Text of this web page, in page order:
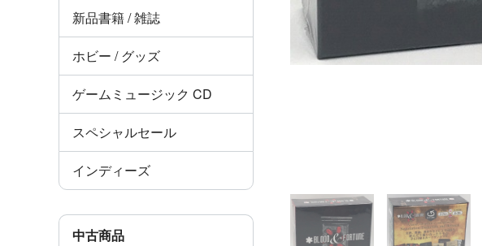
新品書籍 / 雑誌
ホビー / グッズ
ゲームミュージック CD
スペシャルセール
インディーズ
中古商品